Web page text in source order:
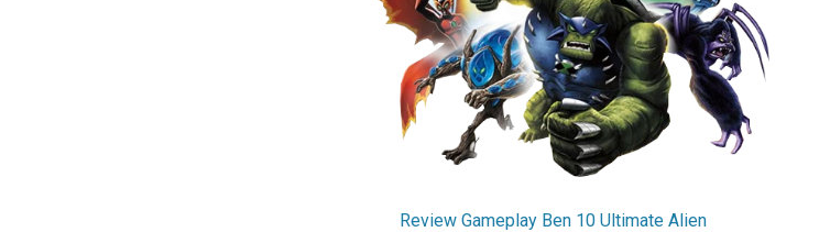
Review Gameplay Ben 10 Ultimate Alien